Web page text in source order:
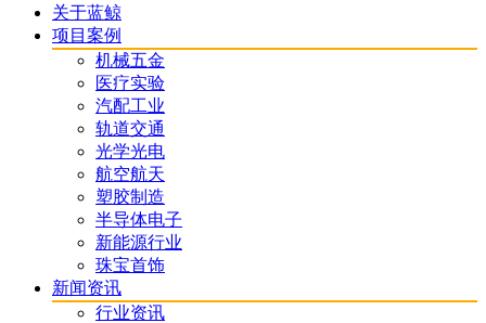
关于蓝鲸
项目案例
机械五金
医疗实验
汽配工业
轨道交通
光学光电
航空航天
塑胶制造
半导体电子
新能源行业
珠宝首饰
新闻资讯
行业资讯